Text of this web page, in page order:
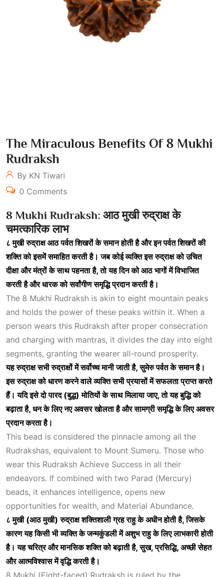
The Miraculous Benefits Of 8 Mukhi
Rudraksh
By KN Tiwari
0 Comments
8 Mukhi Rudraksh: आठमुखीरुद्राक्षके
चमत्कारिकलाभ
८मुखीरुद्राक्षआठपर्वतशिखरोंकेसमानहोतीहैऔरइनपर्वतशिखरोंकी
शक्तिकोइसमेंसमाहितकरतीहै।जबकोईव्यक्तिइसरुद्राक्षकोउचित
दीक्षाऔरमंत्रोंकेसाथपहनताहै,तोयहदिनकोआठभागोंमेंविभाजित
करतीहैऔरधारककोसर्वांगीणसमृद्धिप्रदानकरतीहै।
The 8 Mukhi Rudraksh is akin to eight mountain peaks
and holds the power of these peaks within it. When a
person wears this Rudraksh after proper consecration
and charging with mantras, it divides the day into eight
segments, granting the wearer all-round prosperity.
यहरुद्राक्षसभीरुद्राक्षोंमेंसर्वोच्चमानीजातीहै,सुमेरुपर्वतकेसमानहै।
इसरुद्राक्षकोधारणकरनेवालेव्यक्तिसभीप्रयासोंमेंसफलताप्राप्तकरते
हैं।यदिइसेदोपारद (बुद्ध)मोतियोंकेसाथमिलायाजाए,तोयहबुद्धिको
बढ़ाताहै, धनकेलिएनएअवसरखोलताहैऔरसामग्रीसमृद्धिकेलिएअवसर
प्रदानकरताहै।
This bead is considered the pinnacle among all the
Rudrakshas, equivalent to Mount Sumeru. Those who
wear this Rudraksh Achieve Success in all their
endeavors. If combined with two Parad (Mercury)
beads, it enhances intelligence, opens new
opportunities for wealth, and Material Abundance.
८मुखी (आठमुखी)रुद्राक्षशक्तिशालीग्रहराहुकेअधीनहोतीहै,जिसके
कारणयहकिसीभीव्यक्तिकेजन्मकुंडलीमेंअशुभराहुकेलिएलाभकारीहोती
है।यहचरित्रऔरमानसिकशक्तिकोबढ़ातीहै,सुख,प्रसिद्धि, अच्छीसेहत
औरआत्मविश्वासमेंवृद्धिकरतीहै।
8 Mukhi (Eight-faced) Rudraksh is ruled by the